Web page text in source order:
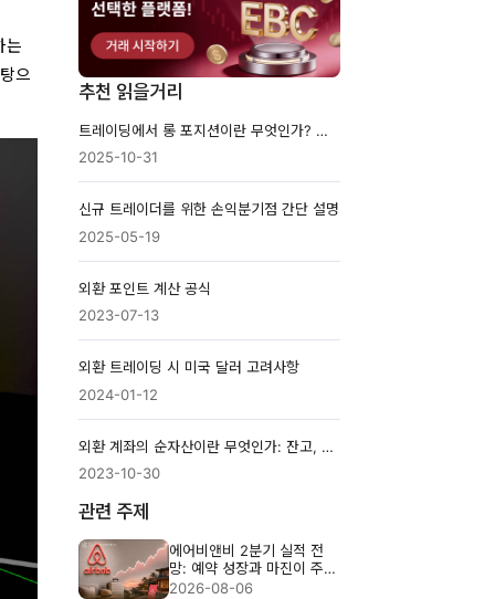
는
으
추천 읽을거리
트레이딩에서 롱 포지션이란 무엇인가? 초보자 가이드
2025-10-31
신규 트레이더를 위한 손익분기점 간단 설명
2025-05-19
외환 포인트 계산 공식
2023-07-13
외환 트레이딩 시 미국 달러 고려사항
2024-01-12
외환 계좌의 순자산이란 무엇인가: 잔고, 증거금, 유효증거금 설명
2023-10-30
관련 주제
에어비앤비 2분기 실적 전
망: 예약 성장과 마진이 주가
를 가를까
2026-08-06